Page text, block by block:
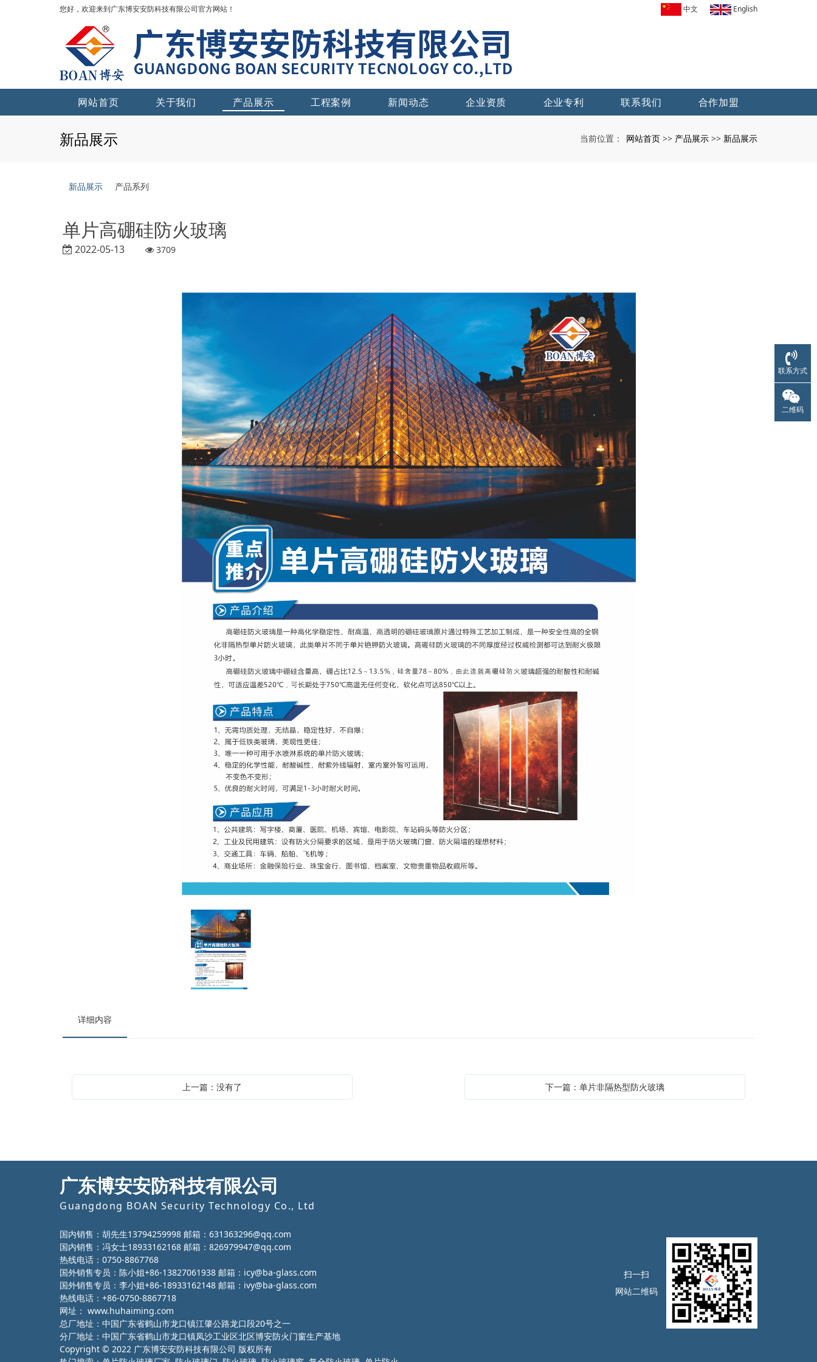
您好，欢迎来到广东博安安防科技有限公司官方网站！ 中文 English
网站首页 关于我们 产品展示 工程案例 新闻动态 企业资质 企业专利 联系我们 合作加盟
新品展示 当前位置： 网站首页 >> 产品展示 >> 新品展示
新品展示 产品系列
单片高硼硅防火玻璃
2022-05-13 3709
详细内容
上一篇：没有了 下一篇：单片非隔热型防火玻璃
广东博安安防科技有限公司
Guangdong BOAN Security Technology Co., Ltd
国内销售：胡先生13794259998 邮箱：631363296@qq.com
国内销售：冯女士18933162168 邮箱：826979947@qq.com
热线电话：0750-8867768
国外销售专员：陈小姐+86-13827061938 邮箱：icy@ba-glass.com
国外销售专员：李小姐+86-18933162148 邮箱：ivy@ba-glass.com
热线电话：+86-0750-8867718
网址： www.huhaiming.com
总厂地址：中国广东省鹤山市龙口镇江肇公路龙口段20号之一
分厂地址：中国广东省鹤山市龙口镇凤沙工业区北区博安防火门窗生产基地
Copyright © 2022 广东博安安防科技有限公司 版权所有
扫一扫
网站二维码
联系方式
二维码